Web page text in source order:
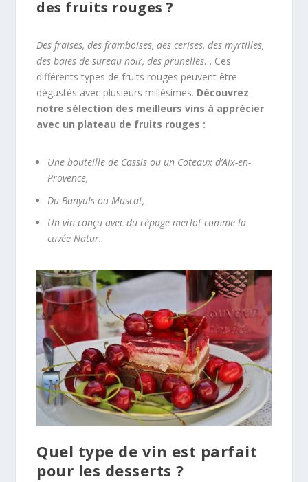
des fruits rouges ?
Des fraises, des framboises, des cerises, des myrtilles,
des baies de sureau noir, des prunelles… Ces
différents types de fruits rouges peuvent être
dégustés avec plusieurs millésimes. Découvrez
notre sélection des meilleurs vins à apprécier
avec un plateau de fruits rouges :
Une bouteille de Cassis ou un Coteaux d’Aix-en-
Provence,
Du Banyuls ou Muscat,
Un vin conçu avec du cépage merlot comme la
cuvée Natur.
Quel type de vin est parfait
pour les desserts ?